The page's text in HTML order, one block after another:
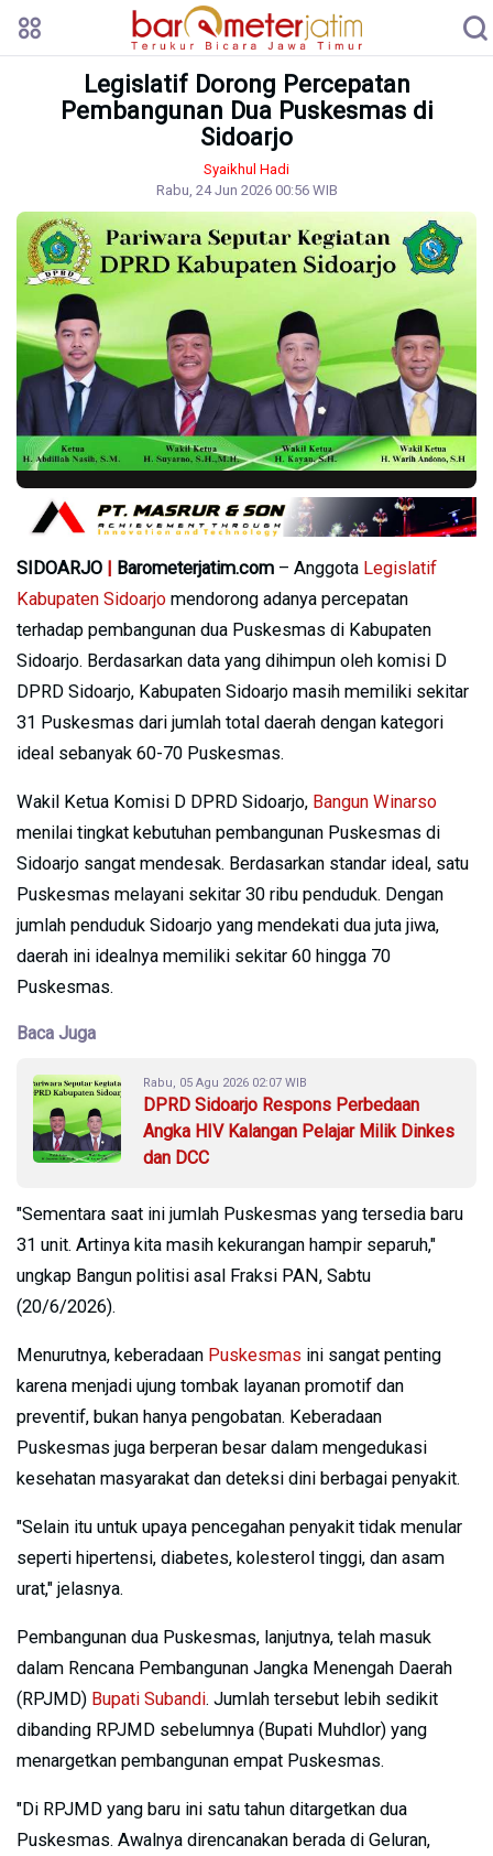
Legislatif Dorong Percepatan
Pembangunan Dua Puskesmas di
Sidoarjo
Syaikhul Hadi
Rabu, 24 Jun 2026 00:56 WIB
SIDOARJO | Barometerjatim.com – Anggota Legislatif
Kabupaten Sidoarjo mendorong adanya percepatan
terhadap pembangunan dua Puskesmas di Kabupaten
Sidoarjo. Berdasarkan data yang dihimpun oleh komisi D
DPRD Sidoarjo, Kabupaten Sidoarjo masih memiliki sekitar
31 Puskesmas dari jumlah total daerah dengan kategori
ideal sebanyak 60-70 Puskesmas.
Wakil Ketua Komisi D DPRD Sidoarjo, Bangun Winarso
menilai tingkat kebutuhan pembangunan Puskesmas di
Sidoarjo sangat mendesak. Berdasarkan standar ideal, satu
Puskesmas melayani sekitar 30 ribu penduduk. Dengan
jumlah penduduk Sidoarjo yang mendekati dua juta jiwa,
daerah ini idealnya memiliki sekitar 60 hingga 70
Puskesmas.
Baca Juga
Rabu, 05 Agu 2026 02:07 WIB
DPRD Sidoarjo Respons Perbedaan
Angka HIV Kalangan Pelajar Milik Dinkes
dan DCC
"Sementara saat ini jumlah Puskesmas yang tersedia baru
31 unit. Artinya kita masih kekurangan hampir separuh,"
ungkap Bangun politisi asal Fraksi PAN, Sabtu
(20/6/2026).
Menurutnya, keberadaan Puskesmas ini sangat penting
karena menjadi ujung tombak layanan promotif dan
preventif, bukan hanya pengobatan. Keberadaan
Puskesmas juga berperan besar dalam mengedukasi
kesehatan masyarakat dan deteksi dini berbagai penyakit.
"Selain itu untuk upaya pencegahan penyakit tidak menular
seperti hipertensi, diabetes, kolesterol tinggi, dan asam
urat," jelasnya.
Pembangunan dua Puskesmas, lanjutnya, telah masuk
dalam Rencana Pembangunan Jangka Menengah Daerah
(RPJMD) Bupati Subandi. Jumlah tersebut lebih sedikit
dibanding RPJMD sebelumnya (Bupati Muhdlor) yang
menargetkan pembangunan empat Puskesmas.
"Di RPJMD yang baru ini satu tahun ditargetkan dua
Puskesmas. Awalnya direncanakan berada di Geluran,